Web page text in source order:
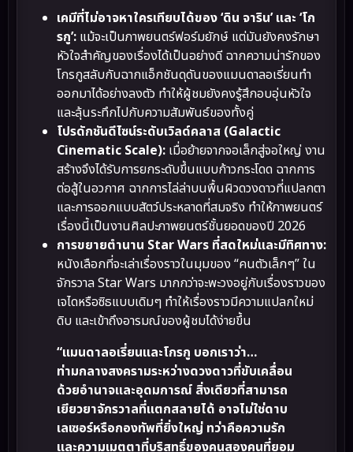
เคมีที่ไม่อาจหาใครเทียบได้ของ ‘ดิน จาริน’ และ ‘โก
รกู’: แม้จะเป็นภาพยนตร์ฟอร์มยักษ์ แต่มันยังคงรักษา
หัวใจสำคัญของเรื่องได้เป็นอย่างดี ฉากความน่ารักของ
โกรกูสลับกับฉากแอ็กชันดุดันของแมนดาลอเรี่ยนทำ
ออกมาได้อย่างลงตัว ทำให้ผู้ชมยังคงรู้สึกอบอุ่นหัวใจ
และลุ้นระทึกไปกับความสัมพันธ์ของทั้งคู่
โปรดักชันดีไซน์ระดับเวิลด์คลาส (Galactic
Cinematic Scale): เมื่อย้ายจากจอเล็กสู่จอใหญ่ งาน
สร้างจึงได้รับการยกระดับขึ้นแบบก้าวกระโดด ฉากการ
ต่อสู้ในอวกาศ ฉากการไล่ล่าบนพื้นผิวดวงดาวที่แปลกตา
และการออกแบบสัตว์ประหลาดที่สมจริง ทำให้ภาพยนตร์
เรื่องนี้เป็นงานศิลปะภาพยนตร์ชั้นยอดของปี 2026
การขยายตำนาน Star Wars ที่สดใหม่และมีทิศทาง:
หนังเลือกที่จะเล่าเรื่องราวในมุมของ “คนตัวเล็กๆ” ใน
จักรวาล Star Wars มากกว่าจะพะวงอยู่กับเรื่องราวของ
เจไดหรือซิธแบบเดิมๆ ทำให้เรื่องราวมีความแปลกใหม่
ดิบ และเข้าถึงอารมณ์ของผู้ชมได้ง่ายขึ้น
“แมนดาลอเรี่ยนและโกรกู บอกเราว่า…
ท่ามกลางสงครามระหว่างดวงดาวที่ขับเคลื่อน
ด้วยอำนาจและอุดมการณ์ สิ่งเดียวที่สามารถ
เยียวยาจักรวาลที่แตกสลายได้ อาจไม่ใช่ดาบ
เลเซอร์หรือกองทัพที่ยิ่งใหญ่ ทว่าคือความรัก
และความเมตตาที่บริสุทธิ์ของคนสองคนที่ยอม